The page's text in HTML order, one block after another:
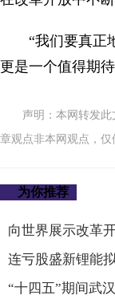
“我们要真正
更是一个值得期
声明：本网转发
章观点非本网观点，仅
为你推荐
向世界展示改革
连亏股盛新锂能
“十四五”期间武